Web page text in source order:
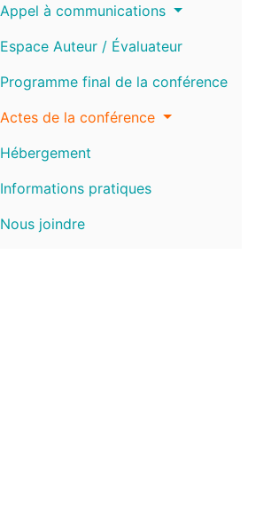
Appel à communications
Espace Auteur / Évaluateur
Programme final de la conférence
Actes de la conférence
Hébergement
Informations pratiques
Nous joindre